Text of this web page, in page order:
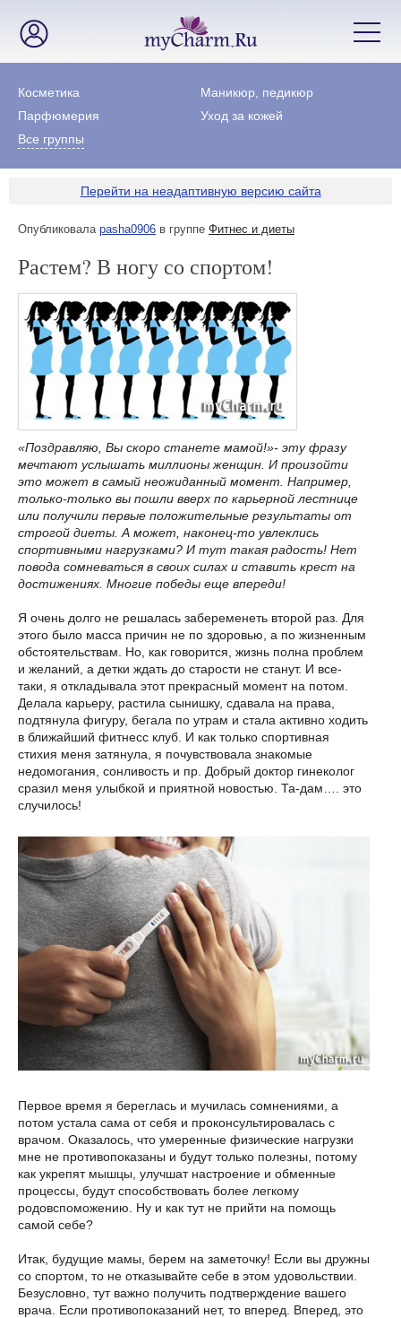
Косметика
Маникюр, педикюр
Парфюмерия
Уход за кожей
Все группы
Перейти на неадаптивную версию сайта
Опубликовала pasha0906 в группе Фитнес и диеты
Растем? В ногу со спортом!
«Поздравляю, Вы скоро станете мамой!»- эту фразу
мечтают услышать миллионы женщин. И произойти
это может в самый неожиданный момент. Например,
только-только вы пошли вверх по карьерной лестнице
или получили первые положительные результаты от
строгой диеты. А может, наконец-то увлеклись
спортивными нагрузками? И тут такая радость! Нет
повода сомневаться в своих силах и ставить крест на
достижениях. Многие победы еще впереди!
Я очень долго не решалась забеременеть второй раз. Для
этого было масса причин не по здоровью, а по жизненным
обстоятельствам. Но, как говорится, жизнь полна проблем
и желаний, а детки ждать до старости не станут. И все-
таки, я откладывала этот прекрасный момент на потом.
Делала карьеру, растила сынишку, сдавала на права,
подтянула фигуру, бегала по утрам и стала активно ходить
в ближайший фитнесс клуб. И как только спортивная
стихия меня затянула, я почувствовала знакомые
недомогания, сонливость и пр. Добрый доктор гинеколог
сразил меня улыбкой и приятной новостью. Та-дам…. это
случилось!
Первое время я береглась и мучилась сомнениями, а
потом устала сама от себя и проконсультировалась с
врачом. Оказалось, что умеренные физические нагрузки
мне не противопоказаны и будут только полезны, потому
как укрепят мышцы, улучшат настроение и обменные
процессы, будут способствовать более легкому
родовспоможению. Ну и как тут не прийти на помощь
самой себе?
Итак, будущие мамы, берем на заметочку! Если вы дружны
со спортом, то не отказывайте себе в этом удовольствии.
Безусловно, тут важно получить подтверждение вашего
врача. Если противопоказаний нет, то вперед. Вперед, это